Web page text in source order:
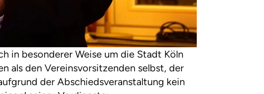
in besonderer Weise um die Stadt Köln
als den Vereinsvorsitzenden selbst, der
der Abschiedsveranstaltung kein